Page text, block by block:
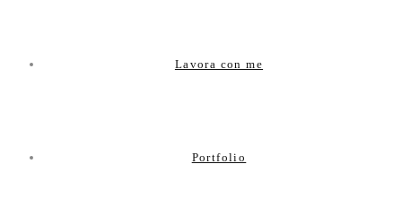
Lavora con me
Portfolio